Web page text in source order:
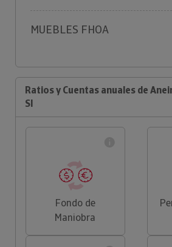
MUEBLES FHOA
Ratios y Cuentas anuales de
Sl
Fondo de
Maniobra